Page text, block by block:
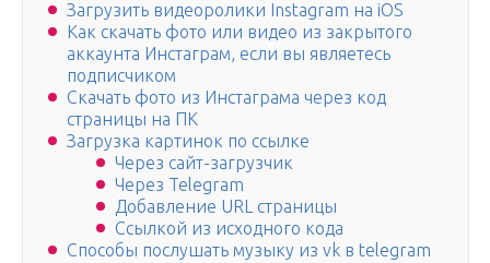
Загрузить видеоролики Instagram на iOS
Как скачать фото или видео из закрытого
аккаунта Инстаграм, если вы являетесь
подписчиком
Скачать фото из Инстаграма через код
страницы на ПК
Загрузка картинок по ссылке
Через сайт-загрузчик
Через Telegram
Добавление URL страницы
Ссылкой из исходного кода
Способы послушать музыку из vk в telegram